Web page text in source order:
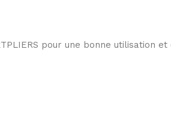
pour une bonne utilisation et